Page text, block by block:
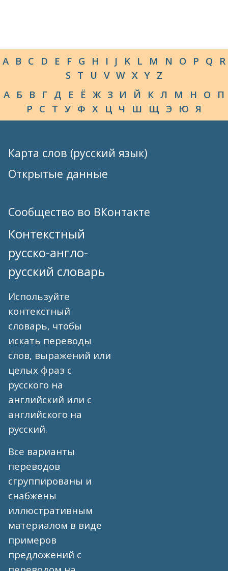
A B C D E F G H I J K L M N O P Q R
S T U V W X Y Z
А Б В Г Д Е Ё Ж З И Й К Л М Н О П
Р С Т У Ф Х Ц Ч Ш Щ Э Ю Я
Карта слов (русский язык)
Открытые данные
Сообщество во ВКонтакте
Контекстный
русско-англо-
русский словарь
Используйте
контекстный
словарь, чтобы
искать переводы
слов, выражений или
целых фраз с
русского на
английский или с
английского на
русский.
Все варианты
переводов
сгруппированы и
снабжены
иллюстративным
материалом в виде
примеров
предложений с